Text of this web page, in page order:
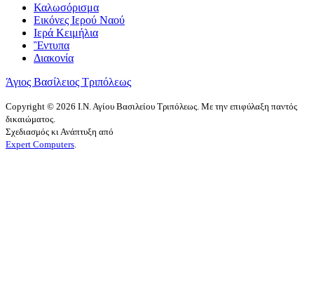
Καλωσόρισμα
Εικόνες Ιερού Ναού
Ιερά Κειμήλια
Ἒντυπα
Διακονία
Άγιος Βασίλειος Τριπόλεως
Copyright © 2026 Ι.Ν. Αγίου Βασιλείου Τριπόλεως. Με την επιφύλαξη παντός
δικαιώματος.
Σχεδιασμός κι Ανάπτυξη από
Expert Computers